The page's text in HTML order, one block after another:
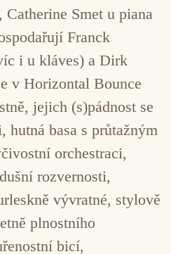
Smet u piana
Franck
i u kláves) a Dirk
v Horizontal Bounce
jejich (s)pádnost se
hutná basa s průtažným
orchestraci,
rozvernosti,
vývratné, stylově
plnostního
bicí,